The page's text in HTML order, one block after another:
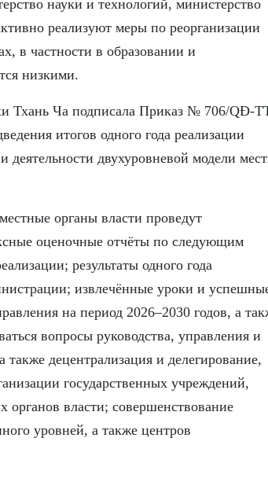
науки и технологий, министерство
реализуют меры по реорганизации
в частности в образовании и
низкими.
Тхань Ча подписала Приказ № 706/QĐ-
итогов одного года реализации
двухуровневой модели
органы власти проведут
оценочные отчёты по следующим
результаты одного года
извлечённые уроки и
на период 2026–2030 годов, а
вопросы руководства, управления и
децентрализация и делегирование,
государственных учреждений,
органов власти; совершенствование
уровней, а также центров